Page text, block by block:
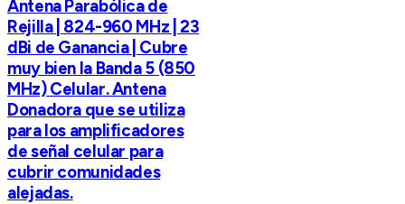
Antena Parabólica de
Rejilla | 824-960 MHz | 23
dBi de Ganancia | Cubre
muy bien la Banda 5 (850
MHz) Celular. Antena
Donadora que se utiliza
para los amplificadores
de señal celular para
cubrir comunidades
alejadas.